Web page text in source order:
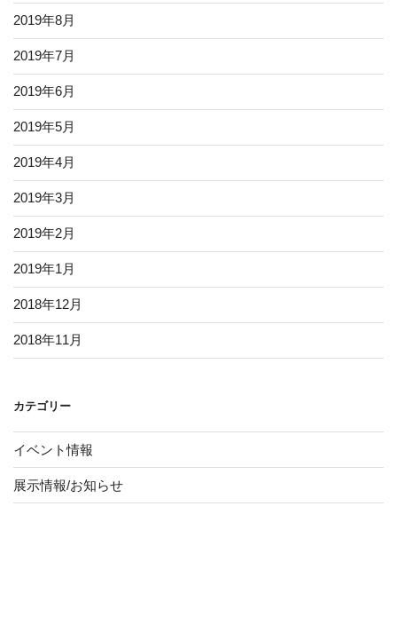
2019年8月
2019年7月
2019年6月
2019年5月
2019年4月
2019年3月
2019年2月
2019年1月
2018年12月
2018年11月
カテゴリー
イベント情報
展示情報/お知らせ